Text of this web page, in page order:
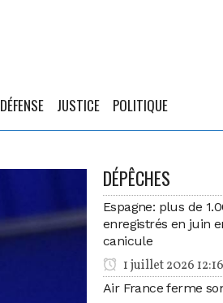
DÉFENSE JUSTICE POLITIQUE
DÉPÊCHES
Espagne: plus de
enregistrés en juin
canicule
1 juillet 2026 12:16
Air France ferme